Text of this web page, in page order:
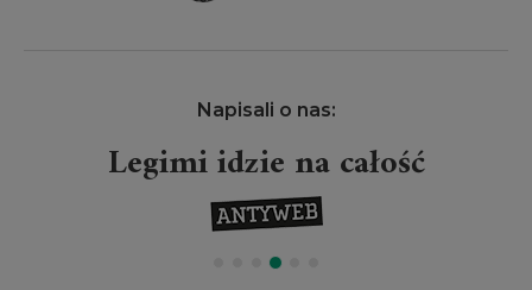
Napisali o nas:
Legimi idzie na całość